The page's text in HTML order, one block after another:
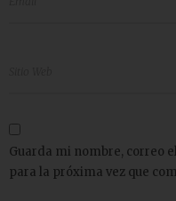
Guarda mi nombre, correo
para la próxima vez que